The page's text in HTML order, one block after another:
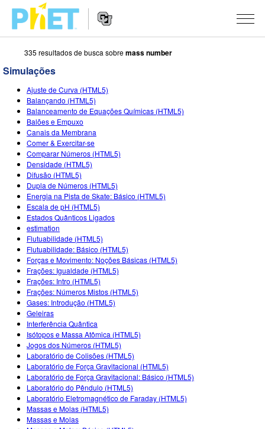
Busca
Portal
PhET
Portal
SIMULAÇÕES
Todas as Sims
Física
Matemática & Estatística
Química
Terra & Espaço
Biologia
Traduzir Sims
Customizable Sims
STUDIO
About Studio
Customizable Sims
Inicie seu Teste Grátis
Adquira uma Licença
ENSINO
Atividades
Envie sua Atividade
Orientações para Contribuição de Atividade
Oficinas Virtuais
Professional Learning with PhET
Teaching with PhET
PESQUISA
INICIATIVAS
Design Inclusivo
PhET Global
Fluência em Dados
DEIB na STEM Ed
SceneryStack OSE
Relatório de Impacto
ENTRE/REGISTRE-SE
ENTRE/REGISTRE-SE
335 resultados de busca sobremass number
Simulações
Ajuste de Curva (HTML5)
Balançando (HTML5)
Balanceamento de Equações Químicas (HTML5)
Balões e Empuxo
Canais da Membrana
Comer & Exercitar-se
Comparar Números (HTML5)
Densidade (HTML5)
Difusão (HTML5)
Dupla de Números (HTML5)
Energia na Pista de Skate: Básico (HTML5)
Escala de pH (HTML5)
Estados Quânticos Ligados
estimation
Flutuabilidade (HTML5)
Flutuabilidade: Básico (HTML5)
Forças e Movimento: Noções Básicas (HTML5)
Frações: Igualdade (HTML5)
Frações: Intro (HTML5)
Frações: Números Mistos (HTML5)
Gases: Introdução (HTML5)
Geleiras
Interferência Quântica
Isótopos e Massa Atômica (HTML5)
Jogos dos Números (HTML5)
Laboratório de Colisões (HTML5)
Laboratório de Força Gravitacional (HTML5)
Laboratório de Força Gravitacional: Básico (HTML5)
Laboratório do Pêndulo (HTML5)
Laboratório Eletromagnético de Faraday (HTML5)
Massas e Molas (HTML5)
Massas e Molas